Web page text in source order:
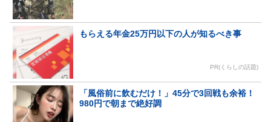
もらえる年金25万円以下の人が知るべき事
PR(くらしの話題)
「風俗前に飲むだけ！」45分で3回戦も余裕！
980円で朝まで絶好調